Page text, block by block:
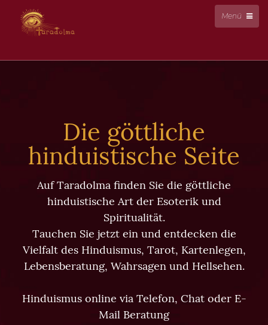
Menü
Die göttliche
hinduistische Seite
Auf Taradolma finden Sie die göttliche
hinduistische Art der Esoterik und
Spiritualität.
Tauchen Sie jetzt ein und entdecken die
Vielfalt des Hinduismus, Tarot, Kartenlegen,
Lebensberatung, Wahrsagen und Hellsehen.
Hinduismus online via Telefon, Chat oder E-
Mail Beratung